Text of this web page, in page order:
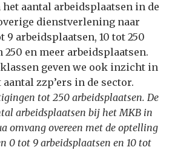
aantal arbeidsplaatsen in de
dienstverlening naar
9 arbeidsplaatsen, 10 tot 250
250 en meer arbeidsplaatsen.
geven we ook inzicht in
zzp’ers in de sector.
tot 250 arbeidsplaatsen. De
arbeidsplaatsen bij het MKB in
omvang overeen met de optelling
0 tot 9 arbeidsplaatsen en 10 tot